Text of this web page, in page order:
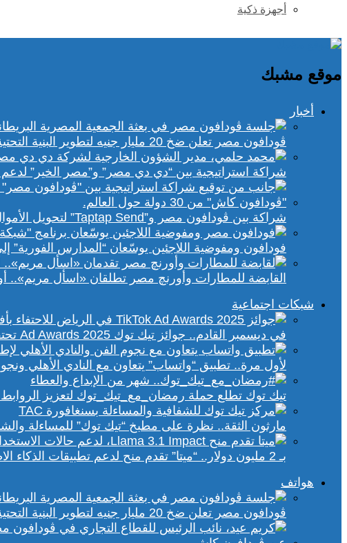
أجهزة ذكية
موقع مشبك
أخبار
ڤودافون مصر تعلن ضخ 20 مليار جنيه لتطوير البنية التحتية الرقمية
شراكة استراتيجية بين “دي دي مصر” و”مصر الخير”
شراكة بين ڤودافون مصر و”Taptap Send” لتحويل الأموال من 30 دولة لمحفظة “فودافون كاش”
فودافون ومفوضية اللاجئين يوسّعان “المدارس الفورية” إلى 70 مدرسة رقمية في
القابضة للمطارات وأورنچ مصر تطلقان «اسأل
شبكات اجتماعية
في ديسمبر القادم.. جوائز تيك توك Ad Awards 2025 تحتفي بالإبداع الإعلاني في الشرق الأوسط
لأول مرة.. تطبيق “واتساب” يتعاون مع النادي الأهلي
تيك توك تطلع حملة رمضان_مع_تيك_توك لتعزيز الروابط
مارثون الثقة.. نظرة على مطبخ “تيك توك” للمساءلة
بـ 2 مليون دولار.. “ميتا” تقدم منح لدعم تطبيقات الذكاء الاصطناعي في إفريقيا والشرق الأوسط
هواتف
ڤودافون مصر تعلن ضخ 20 مليار جنيه لتطوير البنية التحتية الرقمية